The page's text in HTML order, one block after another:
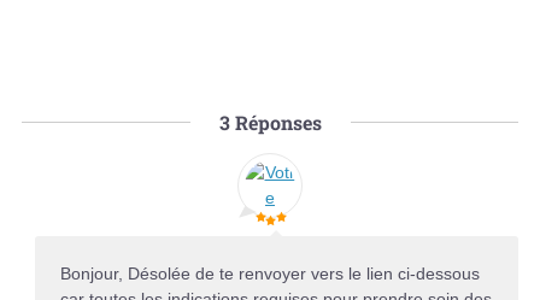
3Réponses
Bonjour, Désolée de te renvoyer vers le lien ci-dessous